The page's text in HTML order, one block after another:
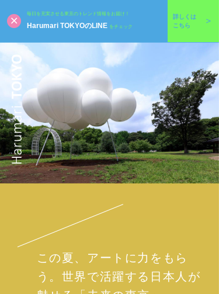
毎日を充実させる東京のトレンド情報をお届け！
Harumari TOKYOのLINE をチェック
詳しくは
こちら
この夏、アートに力をもら
う。世界で活躍する日本人が